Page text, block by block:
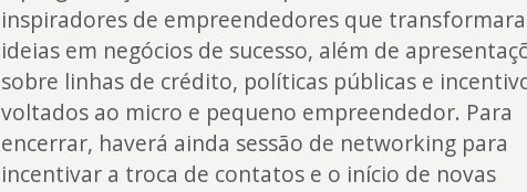
inspiradores de empreendedores que
ideias em negócios de sucesso, além de
sobre linhas de crédito, políticas públicas e
voltados ao micro e pequeno empreendedor. Para
encerrar, haverá ainda sessão de networking para
incentivar a troca de contatos e o início de novas